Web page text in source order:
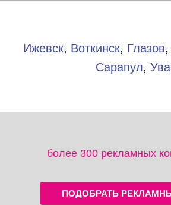
Ижевск, Воткинск, Глазов,
Сарапул, Ува
более 300 рекламных
ПОДОБРАТЬ